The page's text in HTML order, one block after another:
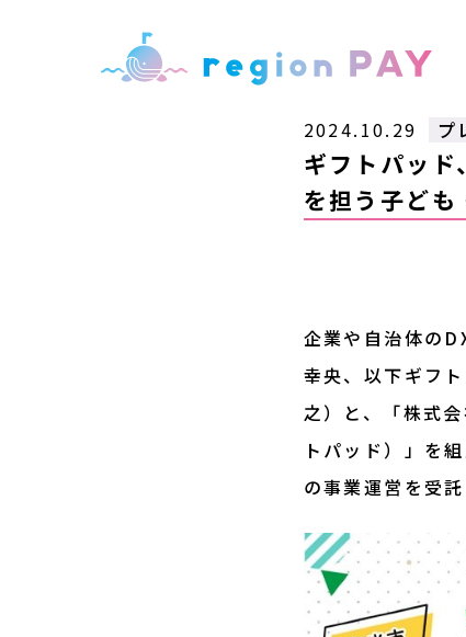
2024.10.29 プ
ギフトパッ
を担う子ど
企業や自治体の
幸央、以下ギフ
之）と、「株式
トパッド）」を
の事業運営を受託